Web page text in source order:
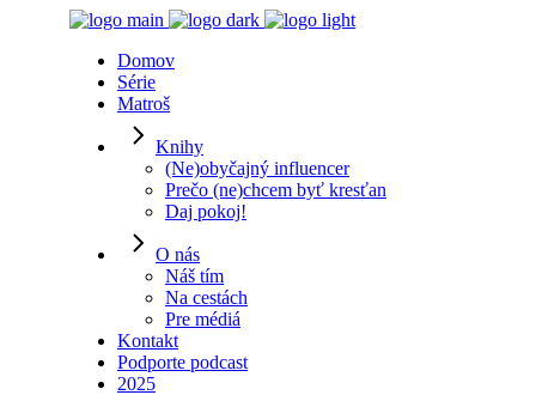
Domov
Série
Matroš
Knihy
(Ne)obyčajný influencer
Prečo (ne)chcem byť kresťan
Daj pokoj!
O nás
Náš tím
Na cestách
Pre médiá
Kontakt
Podporte podcast
2025